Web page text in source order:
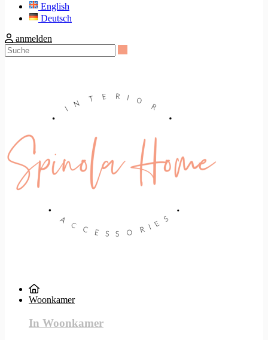
English
Deutsch
anmelden
Woonkamer
In Woonkamer